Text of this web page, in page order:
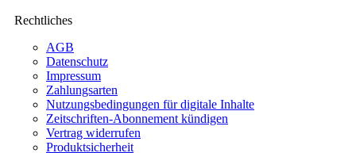
Rechtliches
AGB
Datenschutz
Impressum
Zahlungsarten
Nutzungsbedingungen für digitale Inhalte
Zeitschriften-Abonnement kündigen
Vertrag widerrufen
Produktsicherheit